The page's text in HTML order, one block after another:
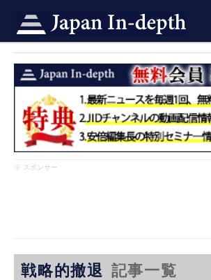
※ スポンサー
戦略的撤退 記事一覧